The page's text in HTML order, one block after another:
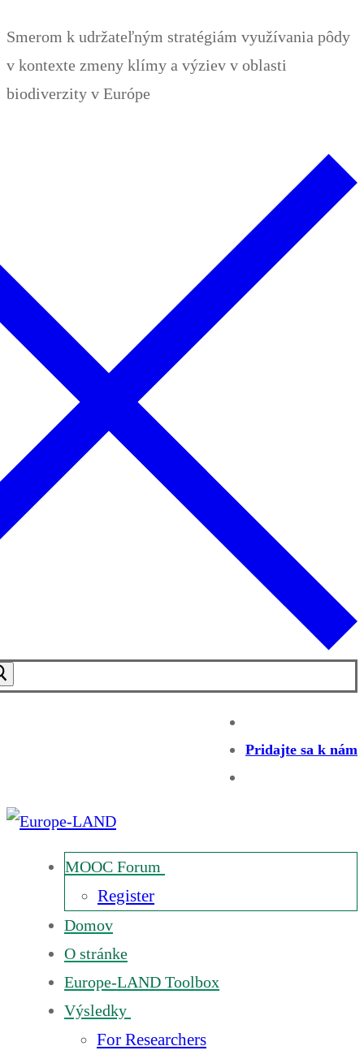
Inhalt
springen
Smerom k udržateľným stratégiám využívania pôdy
v kontexte zmeny klímy a výziev v oblasti
biodiverzity v Európe
Pridajte sa k nám
MOOC Forum
Register
Domov
O stránke
Europe-LAND Toolbox
Výsledky
For Researchers